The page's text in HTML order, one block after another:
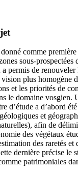
comme
sous-prospectées
permis de renouveler
vision plus homogène
et les priorités de
le domaine vosgien.
d’étude a d’abord
et
afin de
des végétaux
des raretés et
dernière précise le
patrimoniales